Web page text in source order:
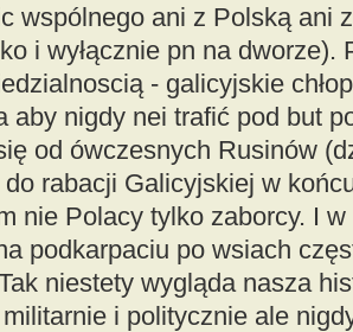
wspólnego ani z Polską ani
i wyłącznie pn na dworze).
- galicyjskie
aby nigdy nei trafić pod but
od ówczesnych Rusinów
do rabacji Galicyjskiej w
nie Polacy tylko zaborcy. I
podkarpaciu po wsiach
niestety wygląda nasza
i politycznie ale